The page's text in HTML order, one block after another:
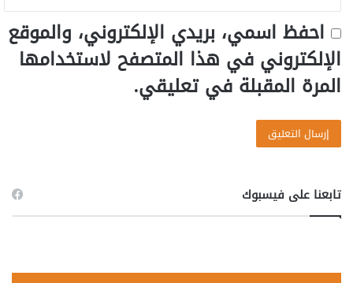
احفظ اسمي، بريدي الإلكتروني، والموقع
الإلكتروني في هذا المتصفح لاستخدامها
المرة المقبلة في تعليقي.
تابعنا على فيسبوك